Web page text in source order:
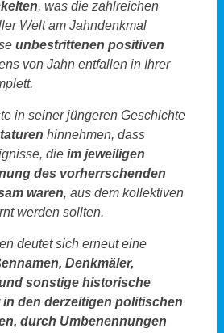
, was die zahlreichen
Welt am Jahndenkmal
unbestrittenen positiven
von Jahn entfallen in Ihrer
in seiner jüngeren Geschichte
hinnehmen, dass
die im jeweiligen
des vorherrschenden
waren, aus dem kollektiven
werden sollten.
deutet sich erneut eine
Denkmäler,
sonstige historische
den derzeitigen politischen
durch Umbenennungen